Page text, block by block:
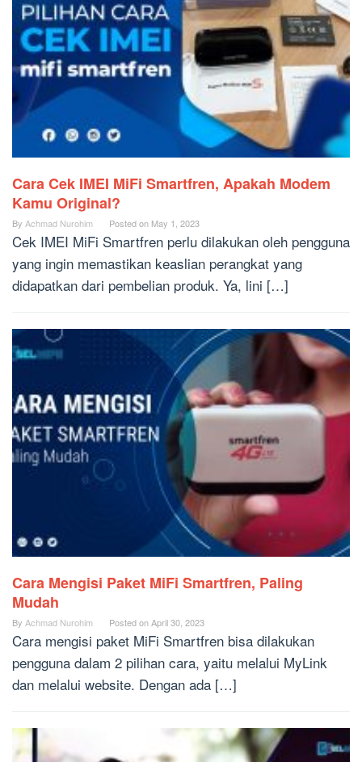
Cara Cek IMEI MiFi Smartfren, Apakah Modem
Kamu Original?
By Achmad Nurohim Posted on May 1, 2023
Cek IMEI MiFi Smartfren perlu dilakukan oleh pengguna
yang ingin memastikan keaslian perangkat yang
didapatkan dari pembelian produk. Ya, lini […]
Cara Mengisi Paket MiFi Smartfren, Paling
Mudah
By Achmad Nurohim Posted onApril 30, 2023
Cara mengisi paket MiFi Smartfren bisa dilakukan
pengguna dalam 2 pilihan cara, yaitu melalui MyLink
dan melalui website. Dengan ada […]